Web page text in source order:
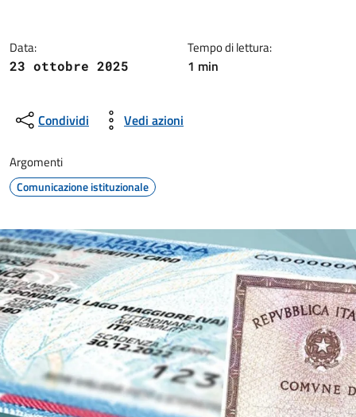
Data:
23 ottobre 2025
Tempo di lettura:
1 min
Condividi Vedi azioni
Argomenti
Comunicazione istituzionale